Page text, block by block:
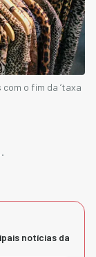
o fim da ‘taxa
notícias da